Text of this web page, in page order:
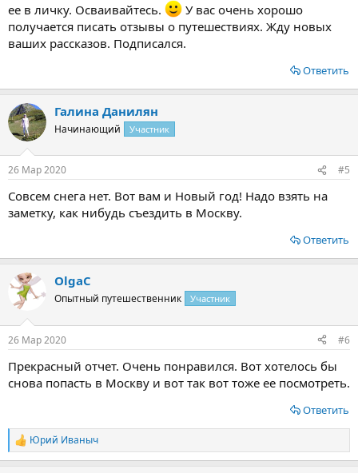
ее в личку. Осваивайтесь.
У вас очень хорошо
получается писать отзывы о путешествиях. Жду новых
ваших рассказов. Подписался.
Ответить
Галина Данилян
Начинающий Участник
26 Мар 2020 #5
Совсем снега нет. Вот вам и Новый год! Надо взять на
заметку, как нибудь съездить в Москву.
Ответить
OlgaС
Опытный путешественник Участник
26 Мар 2020 #6
Прекрасный отчет. Очень понравился. Вот хотелось бы
снова попасть в Москву и вот так вот тоже ее посмотреть.
Ответить
Р
е
Юрий Иваныч